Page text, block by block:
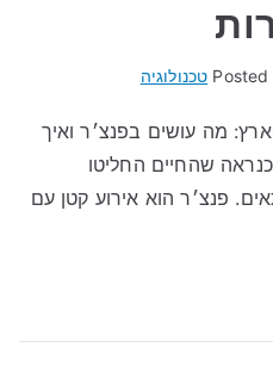
Posted טכנולוגיה
מה עושים בפנצ׳ר ואיך
שהחיים החליטו
פנצ׳ר הוא אירוע קטן עם